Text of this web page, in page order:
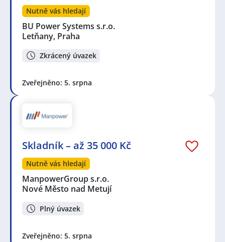
Nutně vás hledají
BU Power Systems s.r.o.
Letňany, Praha
Zkrácený úvazek
Zveřejněno: 5. srpna
Skladník – až 35 000 Kč
Nutně vás hledají
ManpowerGroup s.r.o.
Nové Město nad Metují
Plný úvazek
Zveřejněno: 5. srpna